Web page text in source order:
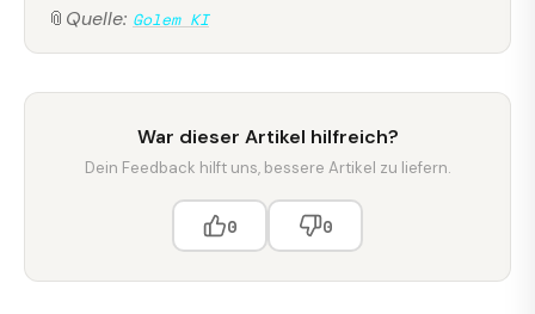
📎 Quelle: Golem KI
War dieser Artikel hilfreich?
Dein Feedback hilft uns, bessere Artikel zu liefern.
0 0